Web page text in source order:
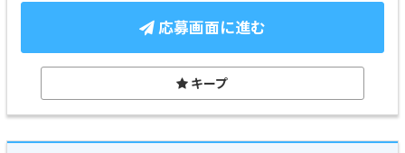
応募画面に進む
キープ